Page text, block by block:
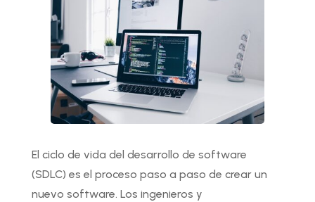
El ciclo de vida del desarrollo de software
(SDLC) es el proceso paso a paso de crear un
nuevo software. Los ingenieros y